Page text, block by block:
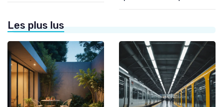
Les plus lus